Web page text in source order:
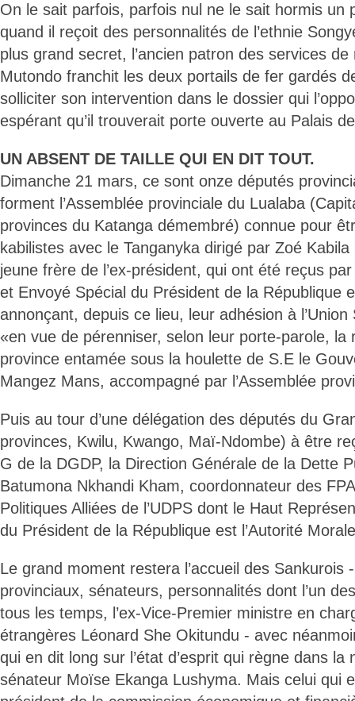
On le sait parfois, parfois nul ne le sait hormis un
quand il reçoit des personnalités de l’ethnie
plus grand secret, l’ancien patron des services
Mutondo franchit les deux portails de fer gardés
solliciter son intervention dans le dossier qui
espérant qu’il trouverait porte ouverte au Palais
UN ABSENT DE TAILLE QUI EN DIT TOUT.
Dimanche 21 mars, ce sont onze députés
forment l’Assemblée provinciale du Lualaba
provinces du Katanga démembré) connue pour
kabilistes avec le Tanganyka dirigé par Zoé
jeune frère de l’ex-président, qui ont été reçus
et Envoyé Spécial du Président de la République
annonçant, depuis ce lieu, leur adhésion à
«en vue de pérenniser, selon leur porte-parole, la
province entamée sous la houlette de S.E le
Mangez Mans, accompagné par l’Assemblée
Puis au tour d’une délégation des députés du
provinces, Kwilu, Kwango, Maï-Ndombe) à être
G de la DGDP, la Direction Générale de la Dette
Batumona Nkhandi Kham, coordonnateur des
Politiques Alliées de l’UDPS dont le Haut
du Président de la République est l’Autorité
Le grand moment restera l’accueil des Sankurois
provinciaux, sénateurs, personnalités dont l’un
tous les temps, l’ex-Vice-Premier ministre en
étrangères Léonard She Okitundu - avec
qui en dit long sur l’état d’esprit qui règne dans la
sénateur Moïse Ekanga Lushyma. Mais celui qui